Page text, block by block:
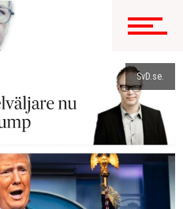
SvD.se.